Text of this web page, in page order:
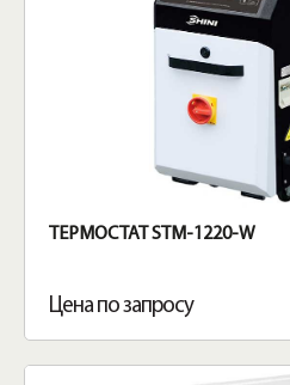
ТЕРМОСТАТ STM-1220-W
Цена по запросу